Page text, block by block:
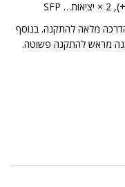
+), 2 × יציאות
SFP …
מלאה להתקנה. בנוסף
מראש להתקנה פשוטה.